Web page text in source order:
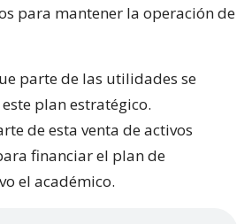
para mantener la operación de
parte de las utilidades se
plan estratégico.
de esta venta de activos
financiar el plan de
el académico.